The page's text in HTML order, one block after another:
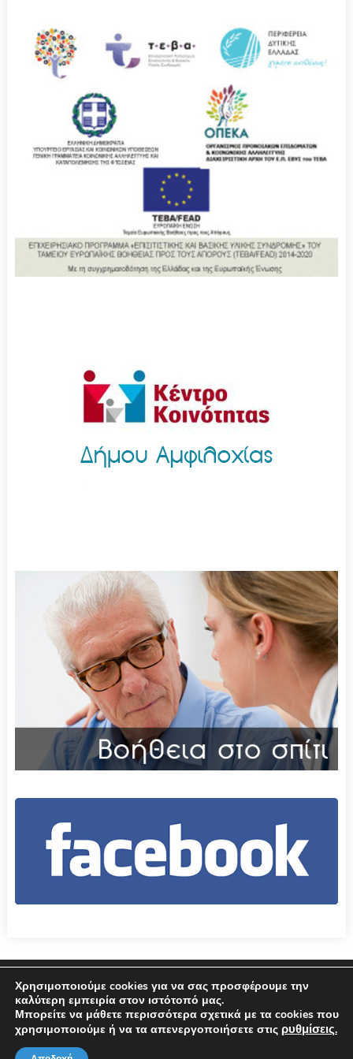
Επικοινωνία Όροι χρήσης – Πολιτική Απορρήτου
© 2026 Δήμος Αμφιλοχίας
Χρησιμοποιούμε cookies για να σας προσφέρουμε την
καλύτερη εμπειρία στον ιστότοπό μας.
Μπορείτε να μάθετε περισσότερα σχετικά με τα cookies που
χρησιμοποιούμε ή να τα απενεργοποιήσετε στις ρυθμίσεις.